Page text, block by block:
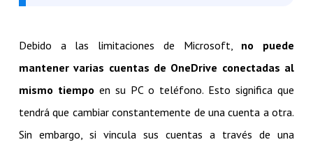
Debido a las limitaciones de Microsoft, no puede
mantener varias cuentas de OneDrive conectadas al
mismo tiempo en su PC o teléfono. Esto significa que
tendrá que cambiar constantemente de una cuenta a otra.
Sin embargo, si vincula sus cuentas a través de una